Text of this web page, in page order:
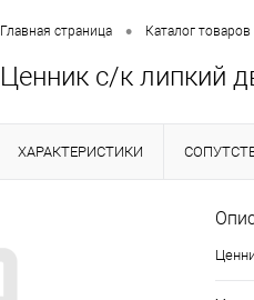
Главная страница • Каталог товаров
Ценник с/к липкий
ХАРАКТЕРИСТИКИ